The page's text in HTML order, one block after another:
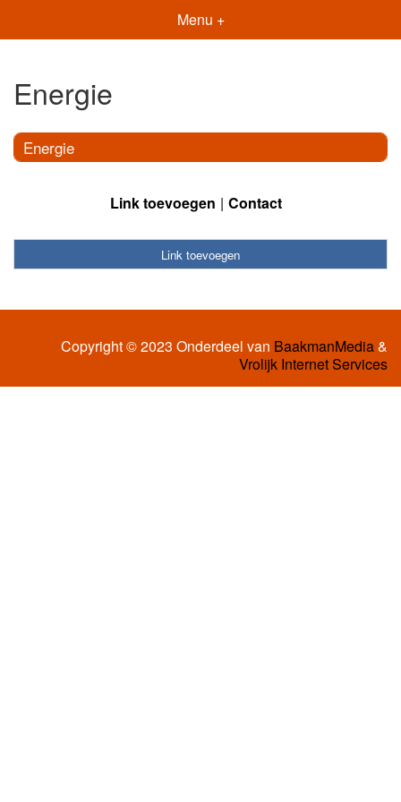
Menu +
Energie
Energie
Link toevoegen Contact
Link toevoegen
Copyright © 2023 Onderdeel van BaakmanMedia&
Vrolijk Internet Services